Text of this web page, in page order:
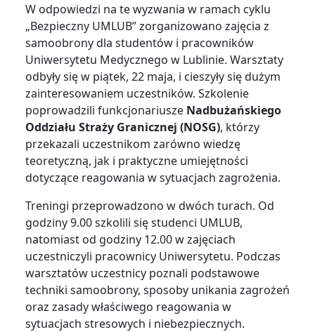
W odpowiedzi na te wyzwania w ramach cyklu
„Bezpieczny UMLUB” zorganizowano zajęcia z
samoobrony dla studentów i pracowników
Uniwersytetu Medycznego w Lublinie. Warsztaty
odbyły się w piątek, 22 maja, i cieszyły się dużym
zainteresowaniem uczestników. Szkolenie
poprowadzili funkcjonariusze Nadbużańskiego
Oddziału Straży Granicznej (NOSG), którzy
przekazali uczestnikom zarówno wiedzę
teoretyczną, jak i praktyczne umiejętności
dotyczące reagowania w sytuacjach zagrożenia.
Treningi przeprowadzono w dwóch turach. Od
godziny 9.00 szkolili się studenci UMLUB,
natomiast od godziny 12.00 w zajęciach
uczestniczyli pracownicy Uniwersytetu. Podczas
warsztatów uczestnicy poznali podstawowe
techniki samoobrony, sposoby unikania zagrożeń
oraz zasady właściwego reagowania w
sytuacjach stresowych i niebezpiecznych.